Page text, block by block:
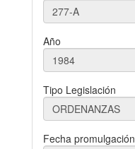
Año
Tipo Legislación
Fecha promulgación